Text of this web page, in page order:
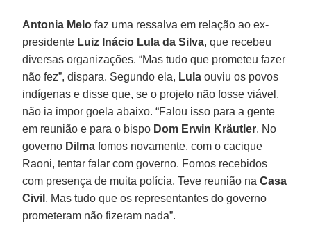
Antonia Melo faz uma ressalva em relação ao ex-
presidente Luiz Inácio Lula da Silva, que recebeu
diversas organizações. “Mas tudo que prometeu fazer
não fez”, dispara. Segundo ela, Lula ouviu os povos
indígenas e disse que, se o projeto não fosse viável,
não ia impor goela abaixo. “Falou isso para a gente
em reunião e para o bispo Dom Erwin Kräutler. No
governo Dilma fomos novamente, com o cacique
Raoni, tentar falar com governo. Fomos recebidos
com presença de muita polícia. Teve reunião naCasa
Civil . Mas tudo que os representantes do governo
prometeram não fizeram nada”.